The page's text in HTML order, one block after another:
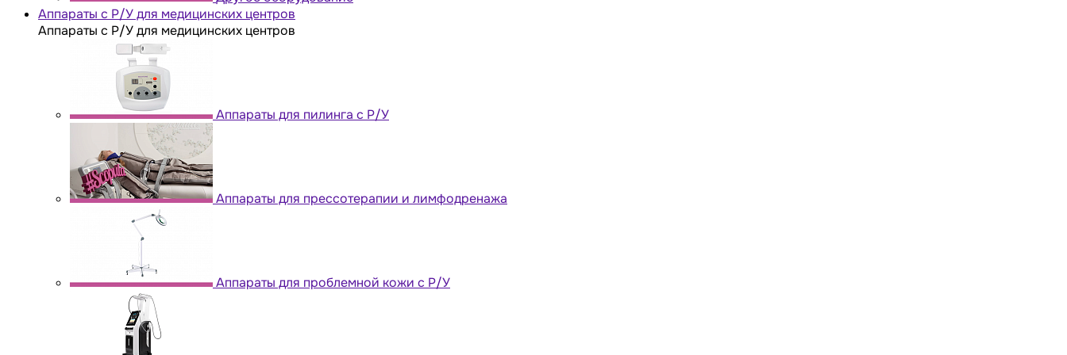
Аппараты с Р/У для медицинских центров
Аппараты с Р/У для медицинских центров
Аппараты для пилинга с Р/У
Аппараты для прессотерапии и лимфодренажа
Аппараты для проблемной кожи с Р/У